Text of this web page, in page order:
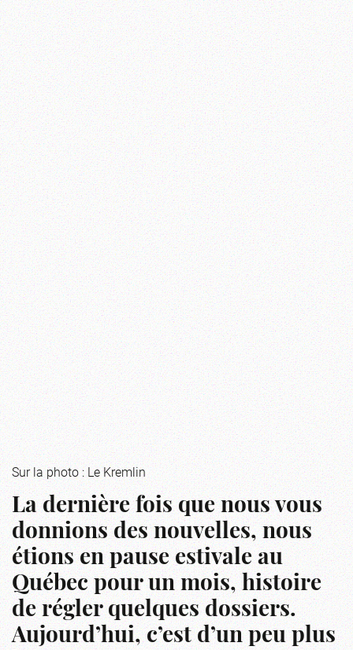
Sur la photo : Le Kremlin
La dernière fois que nous vous
donnions des nouvelles, nous
étions en pause estivale au
Québec pour un mois, histoire
de régler quelques dossiers.
Aujourd’hui, c’est d’un peu plus